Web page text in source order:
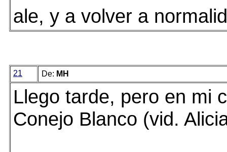
ale, y a volver a
21 De: MH
Llego tarde, pero en mi
Conejo Blanco (vid.